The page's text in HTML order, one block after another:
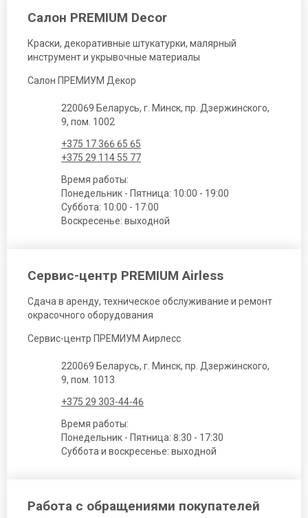
Салон PREMIUM Decor
Краски, декоративные штукатурки, малярный
инструмент и укрывочные материалы
Салон ПРЕМИУМ Декор
220069 Беларусь, г. Минск, пр. Дзержинского,
9, пом. 1002
+375 17 366 65 65
+375 29 114 55 77
Время работы:
Понедельник - Пятница: 10:00 - 19:00
Суббота: 10:00 - 17:00
Воскресенье: выходной
Сервис-центр PREMIUM Airless
Сдача в аренду, техническое обслуживание и ремонт
окрасочного оборудования
Сервис-центр ПРЕМИУМ Аирлесс
220069 Беларусь, г. Минск, пр. Дзержинского,
9, пом. 1013
+375 29 303-44-46
Время работы:
Понедельник - Пятница: 8:30 - 17:30
Суббота и воскресенье: выходной
Работа с обращениями покупателей